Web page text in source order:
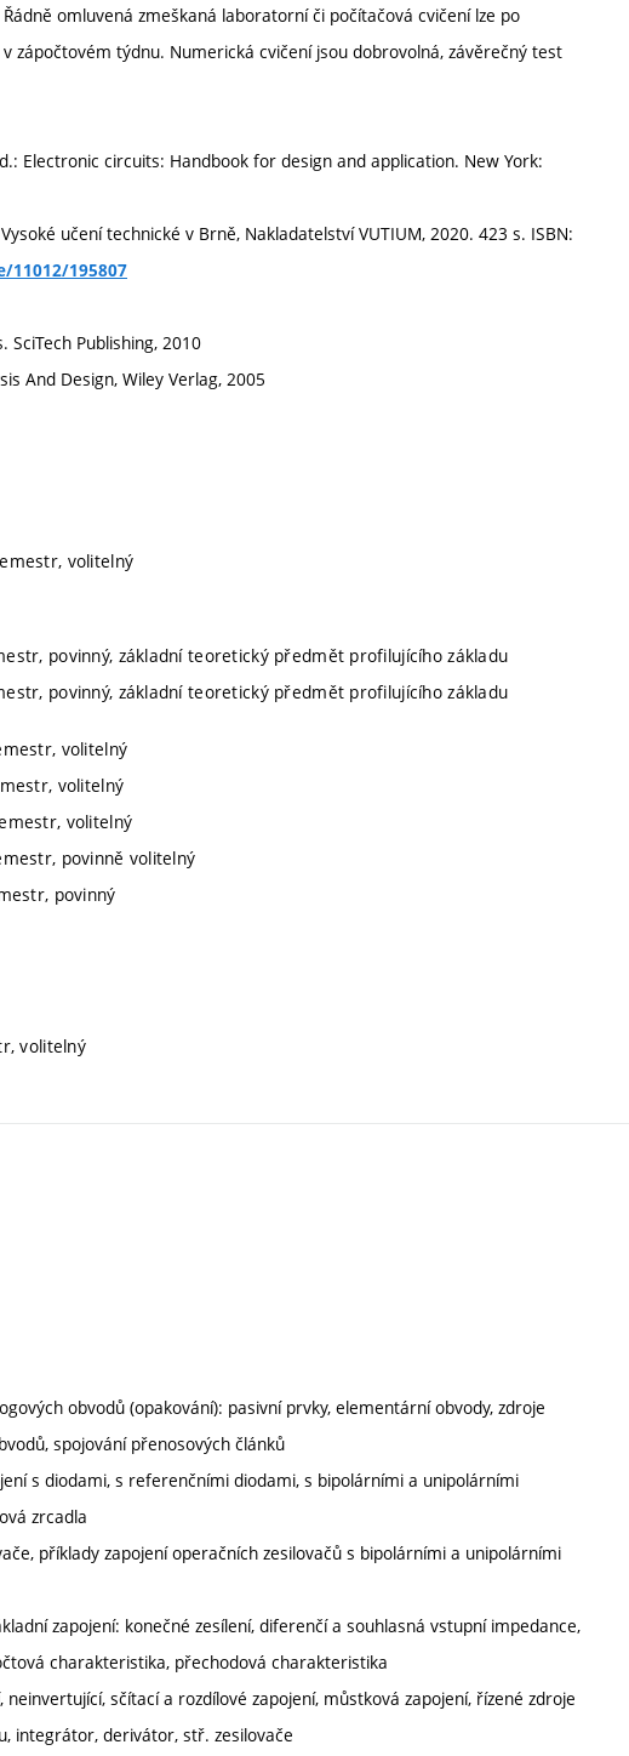
omluvená zmeškaná laboratorní či počítačová cvičení lze po
zápočtovém týdnu. Numerická cvičení jsou dobrovolná, závěrečný test
Electronic circuits: Handbook for design and application. New York:
učení technické v Brně, Nakladatelství VUTIUM, 2020. 423 s. ISBN:
195807
SciTech Publishing, 2010
And Design, Wiley Verlag, 2005
volitelný
povinný, základní teoretický předmět profilujícího základu
povinný, základní teoretický předmět profilujícího základu
volitelný
volitelný
volitelný
povinně volitelný
povinný
volitelný
obvodů (opakování): pasivní prvky, elementární obvody, zdroje
spojování přenosových článků
s diodami, s referenčními diodami, s bipolárními a unipolárními
zrcadla
příklady zapojení operačních zesilovačů s bipolárními a unipolárními
zapojení: konečné zesílení, diferenčí a souhlasná vstupní impedance,
charakteristika, přechodová charakteristika
sčítací a rozdílové zapojení, můstková zapojení, řízené zdroje
integrátor, derivátor, stř. zesilovače